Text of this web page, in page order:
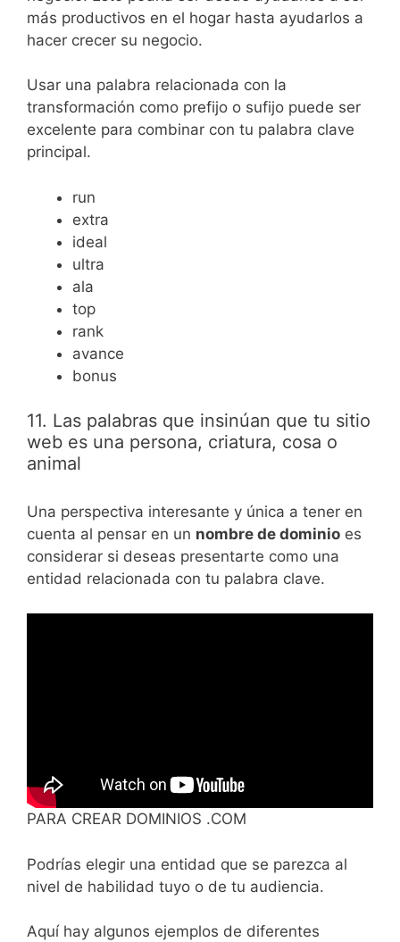
más productivos en el hogar hasta ayudarlos a
hacer crecer su negocio.
Usar una palabra relacionada con la
transformación como prefijo o sufijo puede ser
excelente para combinar con tu palabra clave
principal.
run
extra
ideal
ultra
ala
top
rank
avance
bonus
11. Las palabras que insinúan que tu sitio
web es una persona, criatura, cosa o
animal
Una perspectiva interesante y única a tener en
cuenta al pensar en un nombre de dominio es
considerar si deseas presentarte como una
entidad relacionada con tu palabra clave.
PARA CREAR DOMINIOS .COM
Podrías elegir una entidad que se parezca al
nivel de habilidad tuyo o de tu audiencia.
Aquí hay algunos ejemplos de diferentes